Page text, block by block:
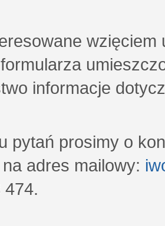
wzięciem
formularza
informacje
pytań prosimy o
adres mailowy:
474.